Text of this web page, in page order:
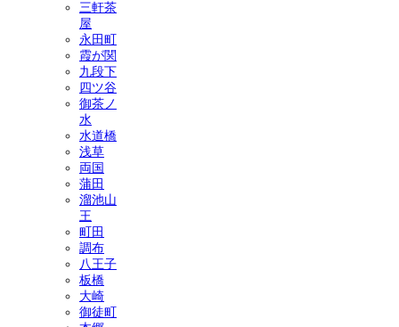
三軒茶
屋
永田町
霞が関
九段下
四ツ谷
御茶ノ
水
水道橋
浅草
両国
蒲田
溜池山
王
町田
調布
八王子
板橋
大崎
御徒町